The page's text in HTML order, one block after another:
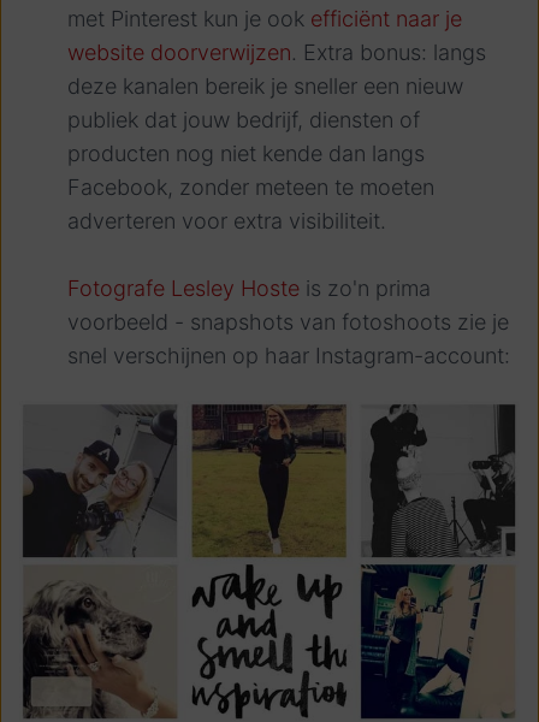
met Pinterest kun je ook efficiënt naar je
website doorverwijzen. Extra bonus: langs
deze kanalen bereik je sneller een nieuw
publiek dat jouw bedrijf, diensten of
producten nog niet kende dan langs
Facebook, zonder meteen te moeten
adverteren voor extra visibiliteit.
Fotografe Lesley Hoste is zo'n prima
voorbeeld - snapshots van fotoshoots zie je
snel verschijnen op haar Instagram-account: